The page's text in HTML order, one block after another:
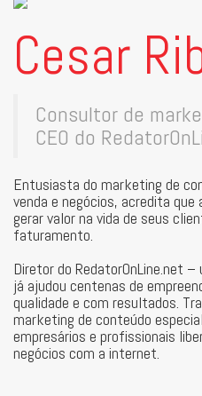
Cesar
Consultor de
CEO do
Entusiasta do marketing de
venda e negócios, acredita
gerar valor na vida de seus
faturamento.
Diretor do RedatorOnLine.net
já ajudou centenas de
qualidade e com resultados.
marketing de conteúdo
empresários e profissionais
negócios com a internet.